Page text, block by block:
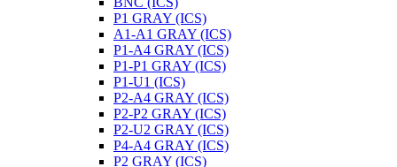
P1 GRAY (ICS)
A1-A1 GRAY (ICS)
P1-A4 GRAY (ICS)
P1-P1 GRAY (ICS)
P1-U1 (ICS)
P2-A4 GRAY (ICS)
P2-P2 GRAY (ICS)
P2-U2 GRAY (ICS)
P4-A4 GRAY (ICS)
P2 GRAY (ICS)